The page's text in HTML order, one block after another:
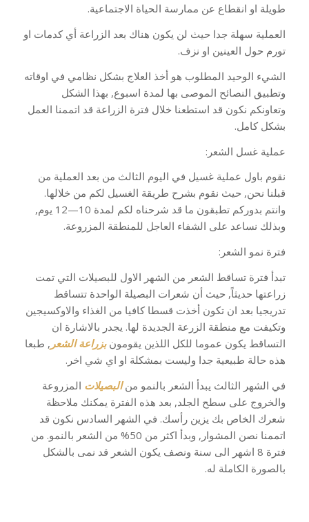
طويلة او انقطاع عن ممارسة الحياة الاجتماعية.
العملية سهلة جدا حيث لن يكون هناك بعد الزراعة أي كدمات او
تورم حول العينين او نزف.
الشيء الوحيد المطلوب هو أخذ العلاج بشكل نظامي في اوقاته
وتطبيق النصائح الموصى بها لمدة اسبوع, بهذا الشكل
وتعاونكم نكون قد استطعنا خلال فترة الزراعة قد اتممنا العمل
بشكل كامل.
عملية غسل الشعر:
نقوم باول عملية غسيل في اليوم الثالث من بعد العملية من
قبلنا نحن, حيث نقوم بشرح طريقة الغسيل لكم من خلالها.
وانتم بدوركم تطبقون ما قد شرحناه لكم لمدة 10—12 يوم,
وبذلك نساعد على الشفاء العاجل للمنطقة المزروعة.
فترة نمو الشعر:
تبدأ فترة تساقط الشعر من الشهر الاول للبصيلات التي تمت
زراعتها حديثاً, حيث أن شعرات البصيلة الواحدة تتساقط
تدريجيا بعد ان تكون أخذت قسطا كافيا من الغذاء والاوكسيجين
وتكيفت مع منطقة الزرعة الجديدة لها. يجدر بالاشارة ان
التساقط يكون عموما للكل اللذين يقومونبزراعة الشعر , طبعا
هذه حالة طبيعية جدا وليست بمشكلة او اي شي اخر.
في الشهر الثالث يبدأ الشعر بالنمو منالبصيلات المزروعة
والخروج على سطح الجلد, بعد هذه الفترة يمكنك ملاحظة
شعرك الخاص بك يزين رأسك. في الشهر السادس نكون قد
اتممنا نصن المشوار, وبدأ اكثر من 50% من الشعر بالنمو. من
فترة 8 اشهر الى سنة ونصف يكون الشعر قد نمى بالشكل
بالصورة الكاملة له.